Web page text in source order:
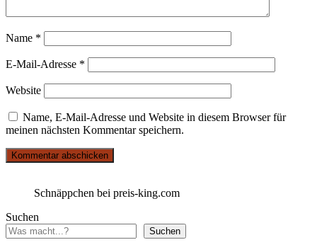
Name *
E-Mail-Adresse *
Website
Name, E-Mail-Adresse und Website in diesem Browser für
meinen nächsten Kommentar speichern.
Schnäppchen bei preis-king.com
Suchen
Suchen